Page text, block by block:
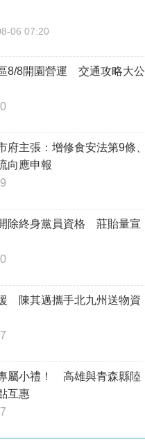
06 07:20
8/8開園營運 交通攻略大公
主張：增修食安法第9條、
向應申報
除終身黨員資格 莊貽量宣
陳其邁攜手北九州送物資
屬小禮！ 高雄與青森縣陸
互惠